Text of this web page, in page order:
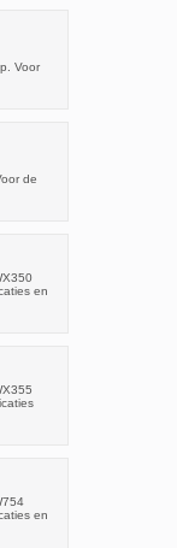
Voor
de
en
en